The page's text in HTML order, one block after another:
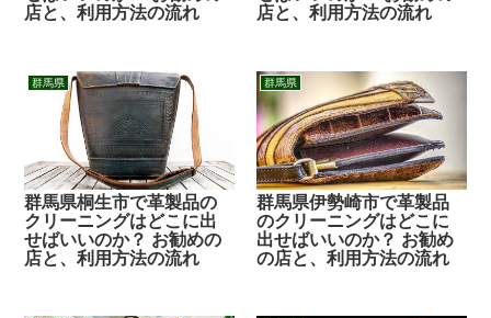
店と、利用方法の流れ
店と、利用方法の流れ
群馬県
群馬県桐生市で革製品の
クリーニングはどこに出
せばいいのか？ お勧めの
店と、利用方法の流れ
群馬県
群馬県伊勢崎市で革製品
のクリーニングはどこに
出せばいいのか？ お勧め
の店と、利用方法の流れ